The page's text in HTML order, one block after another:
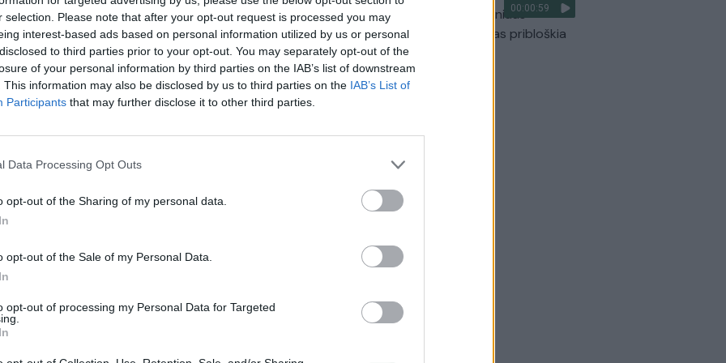
selection. Please note that after your opt-out request is processed you may
interest-based ads based on personal information utilized by us or personal
to third parties prior to your opt-out. You may separately opt-out of the
of your personal information by third parties on the IAB’s list of downstream
This information may also be disclosed by us to third parties on the IAB’s List of
Participants that may further disclose it to other third parties.
Data Processing Opt Outs
opt-out of the Sharing of my personal data.
opt-out of the Sale of my Personal Data.
opt-out of processing my Personal Data for Targeted
ant bangos medikai apendicitas
iš
Avarijos vaizdai Varėnos rajone: po
smūgio automobilis atsidūrė už kelio
žada stiprinti ryšius su Ukraina
00:00:59
Nufilmavo, kaip patvino Vilniaus
Vakarinis aplinkkelis: vaizdas pribloškia